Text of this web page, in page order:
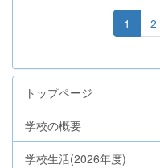
1 2
トップページ
学校の概要
学校生活(2026年度)